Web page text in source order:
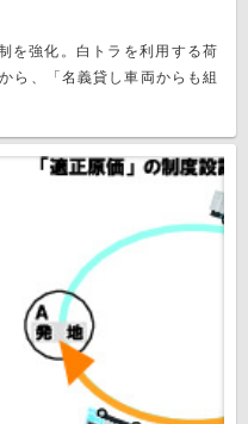
を強化。白トラを利用する荷
ら、「名義貸し車両からも組